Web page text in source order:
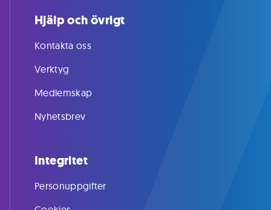
Hjälp och övrigt
Kontakta oss
Verktyg
Medlemskap
Nyhetsbrev
Integritet
Personuppgifter